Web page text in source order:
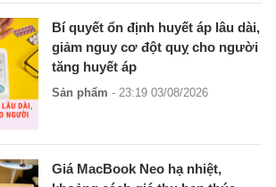
Bí quyết ổn định huyết áp lâu dài,
giảm nguy cơ đột quỵ cho người
tăng huyết áp
Sản phẩm - 23:19 03/08/2026
Giá MacBook Neo hạ nhiệt,